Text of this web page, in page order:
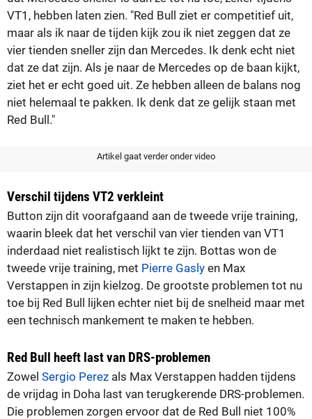
VT1, hebben laten zien. "Red Bull ziet er competitief uit,
maar als ik naar de tijden kijk zou ik niet zeggen dat ze
vier tienden sneller zijn dan Mercedes. Ik denk echt niet
dat ze dat zijn. Als je naar de Mercedes op de baan kijkt,
ziet het er echt goed uit. Ze hebben alleen de balans nog
niet helemaal te pakken. Ik denk dat ze gelijk staan met
Red Bull."
Artikel gaat verder onder video
Verschil tijdens VT2 verkleint
Button zijn dit voorafgaand aan de tweede vrije training,
waarin bleek dat het verschil van vier tienden van VT1
inderdaad niet realistisch lijkt te zijn. Bottas won de
tweede vrije training, met Pierre Gasly en Max
Verstappen in zijn kielzog. De grootste problemen tot nu
toe bij Red Bull lijken echter niet bij de snelheid maar met
een technisch mankement te maken te hebben.
Red Bull heeft last van DRS-problemen
Zowel Sergio Perez als Max Verstappen hadden tijdens
de vrijdag in Doha last van terugkerende DRS-problemen.
Die problemen zorgen ervoor dat de Red Bull niet 100%